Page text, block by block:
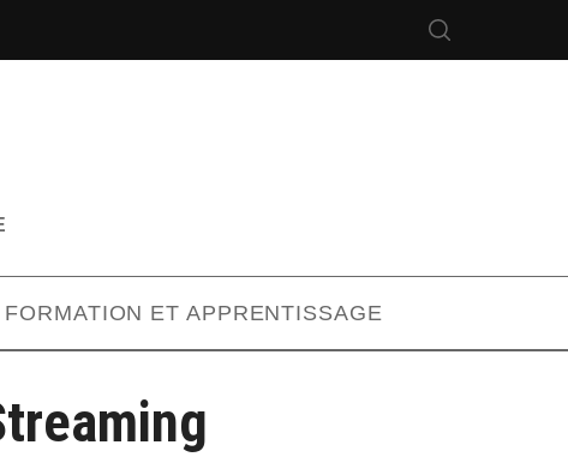
FORMATION ET APPRENTISSAGE